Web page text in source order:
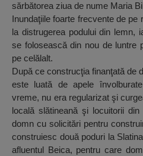
sărbătorea ziua de nume Maria
Inundaţiile foarte frecvente de pe
la distrugerea podului din lemn,
se folosească din nou de luntre
pe celălalt.
După ce construcţia finanţată de
este luată de apele
vreme, nu era regularizat şi
locală slătineană şi locuitorii
domn cu solicitări pentru
construiesc două poduri la
afluentul Beica, pentru care